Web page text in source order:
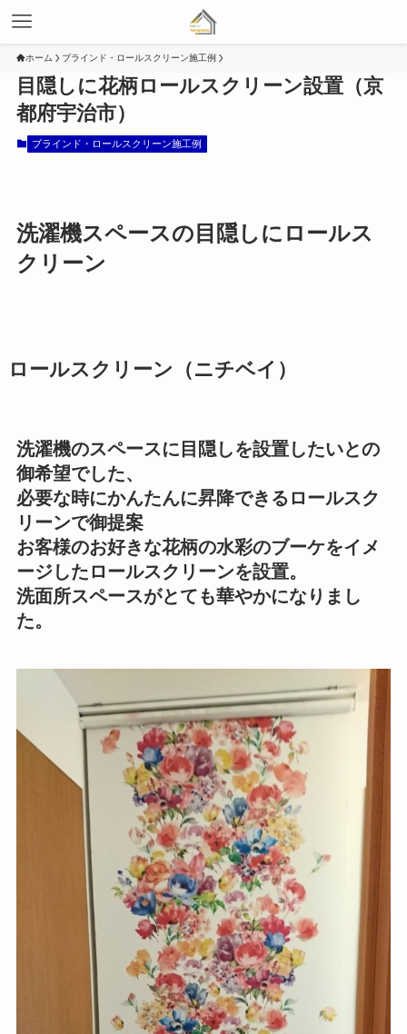
ホーム ブラインド・ロールスクリーン施工例
目隠しに花柄ロールスクリーン設置（京
都府宇治市）
ブラインド・ロールスクリーン施工例
洗濯機スペースの目隠しにロールス
クリーン
ロールスクリーン（ニチベイ）
洗濯機のスペースに目隠しを設置したいとの
御希望でした、
必要な時にかんたんに昇降できるロールスク
リーンで御提案
お客様のお好きな花柄の水彩のブーケをイメ
ージしたロールスクリーンを設置。
洗面所スペースがとても華やかになりまし
た。